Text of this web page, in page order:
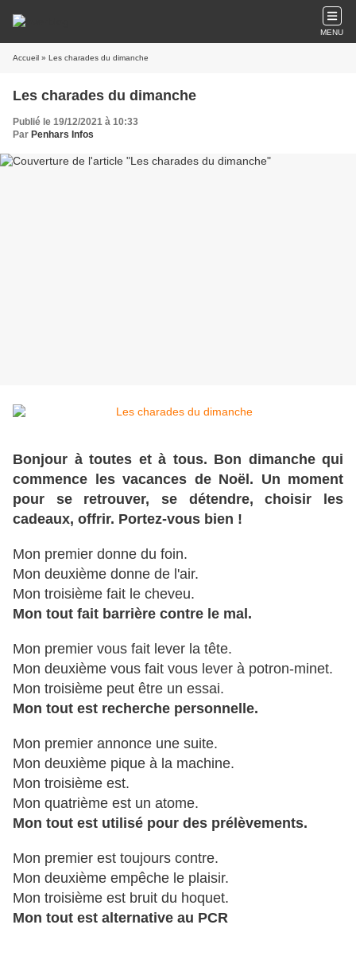
MENU
Accueil » Les charades du dimanche
Les charades du dimanche
Publié le 19/12/2021 à 10:33
Par Penhars Infos
Bonjour à toutes et à tous. Bon dimanche qui
commence les vacances de Noël. Un moment
pour se retrouver, se détendre, choisir les
cadeaux, offrir. Portez-vous bien !
Mon premier donne du foin.
Mon deuxième donne de l'air.
Mon troisième fait le cheveu.
Mon tout fait barrière contre le mal.
Mon premier vous fait lever la tête.
Mon deuxième vous fait vous lever à potron-minet.
Mon troisième peut être un essai.
Mon tout est recherche personnelle.
Mon premier annonce une suite.
Mon deuxième pique à la machine.
Mon troisième est.
Mon quatrième est un atome.
Mon tout est utilisé pour des prélèvements.
Mon premier est toujours contre.
Mon deuxième empêche le plaisir.
Mon troisième est bruit du hoquet.
Mon tout est alternative au PCR